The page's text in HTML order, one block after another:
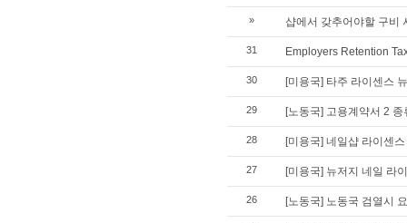
» 샵에서 갖추어야할 구비
31 Employers Retention
30 [미용국] 타주 라이센스
29 [노동국] 고용계약서 2 종
28 [미용국] 네일샵 라이센
27 [미용국] 뉴저지 네일 라
26 [노동국] 노동국 검열시